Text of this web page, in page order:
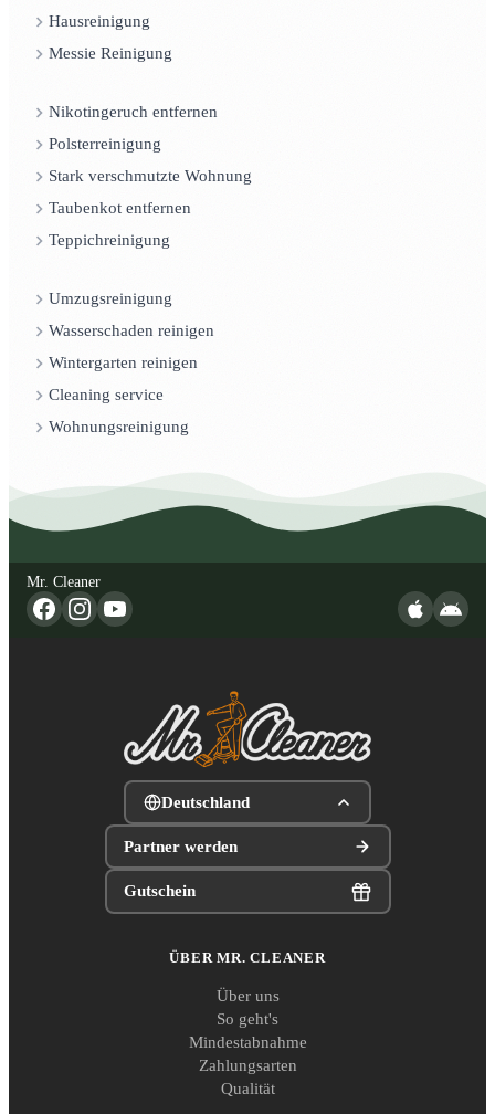
Hausreinigung
Messie Reinigung
Nikotingeruch entfernen
Polsterreinigung
Stark verschmutzte Wohnung
Taubenkot entfernen
Teppichreinigung
Umzugsreinigung
Wasserschaden reinigen
Wintergarten reinigen
Cleaning service
Wohnungsreinigung
Mr. Cleaner
Deutschland
Partner werden
Gutschein
ÜBER MR. CLEANER
Über uns
So geht's
Mindestabnahme
Zahlungsarten
Qualität